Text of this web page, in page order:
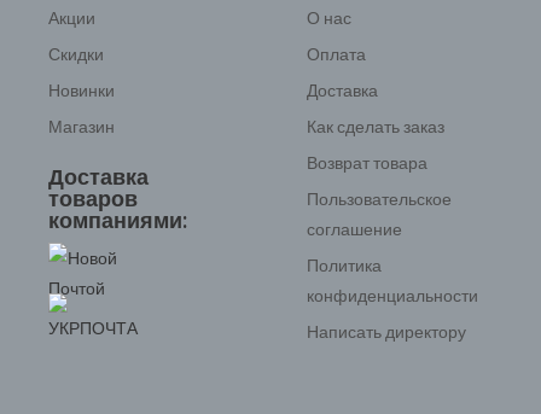
Акции
Скидки
Новинки
Магазин
Доставка
товаров
компаниями:
О нас
Оплата
Доставка
Как сделать заказ
Возврат товара
Пользовательское
соглашение
Политика
конфиденциальности
Написать директору